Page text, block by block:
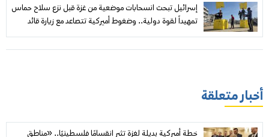
إسرائيل تبحث انسحابات موضعية من غزة قبل نزع سلاح حماس
تمهيداً لقوة دولية.. وضغوط أميركية تتصاعد مع زيارة قائد
«سنتكوم»
أخبار متعلقة
خطة أميركية بديلة لغزة تثير انقسامًا فلسطينيًا.. «مناطق